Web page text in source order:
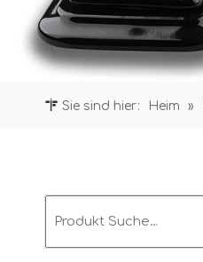
Sie sind hier: Heim »